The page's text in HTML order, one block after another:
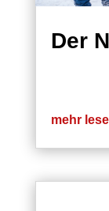
Der
mehr